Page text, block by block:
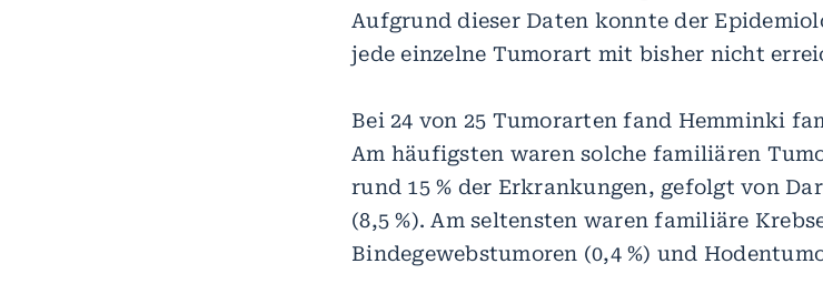
Aufgrund dieser Daten konnte der
jede einzelne Tumorart mit bisher nicht
Bei 24 von 25 Tumorarten fand Hemminki
Am häufigsten waren solche familiären
rund 15 % der Erkrankungen, gefolgt von
(8,5 %). Am seltensten waren familiäre
Bindegewebstumoren (0,4 %) und